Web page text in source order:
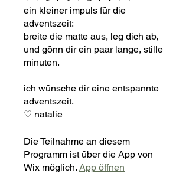
ein kleiner impuls für die
adventszeit:
breite die matte aus, leg dich ab,
und gönn dir ein paar lange, stille
minuten.
ich wünsche dir eine entspannte
adventszeit.
♡ natalie
Die Teilnahme an diesem
Programm ist über die App von
Wix möglich. App öffnen